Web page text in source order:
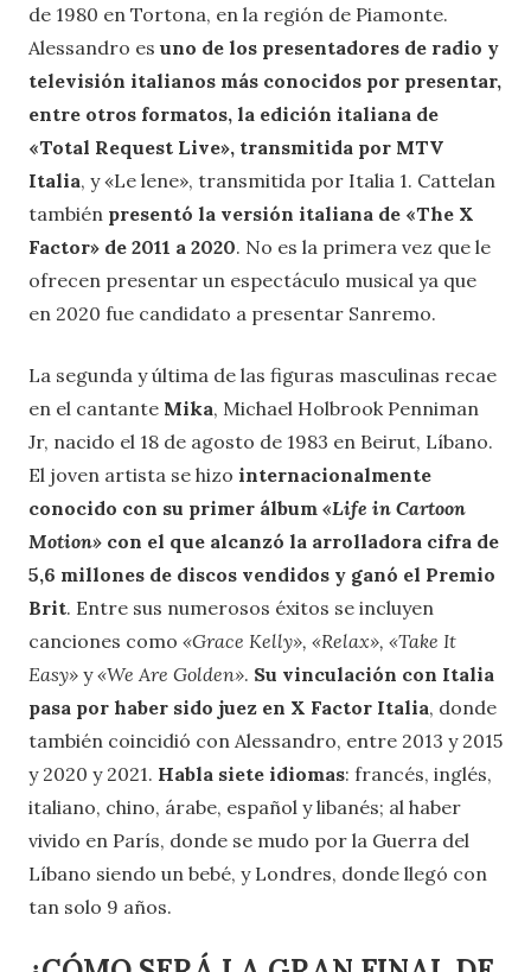
de 1980 en Tortona, en la región de Piamonte.
Alessandro es uno de los presentadores de radio y
televisión italianos más conocidos por presentar,
entre otros formatos, la edición italiana de
«Total Request Live», transmitida por MTV
Italia, y «Le lene», transmitida por Italia 1. Cattelan
también presentó la versión italiana de «The X
Factor» de 2011 a 2020. No es la primera vez que le
ofrecen presentar un espectáculo musical ya que
en 2020 fue candidato a presentar Sanremo.
La segunda y última de las figuras masculinas recae
en el cantante Mika, Michael Holbrook Penniman
Jr, nacido el 18 de agosto de 1983 en Beirut, Líbano.
El joven artista se hizo internacionalmente
conocido con su primer álbum «Life in Cartoon
Motion» con el que alcanzó la arrolladora cifra de
5,6 millones de discos vendidos y ganó el Premio
Brit. Entre sus numerosos éxitos se incluyen
canciones como «Grace Kelly», «Relax», «Take It
Easy» y«We Are Golden». Su vinculación con Italia
pasa por haber sido juez en X Factor Italia, donde
también coincidió con Alessandro, entre 2013 y 2015
y 2020 y 2021. Habla siete idiomas: francés, inglés,
italiano, chino, árabe, español y libanés; al haber
vivido en París, donde se mudo por la Guerra del
Líbano siendo un bebé, y Londres, donde llegó con
tan solo 9 años.